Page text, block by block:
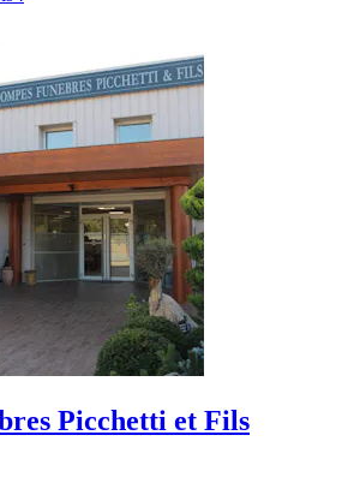
Picchetti et Fils